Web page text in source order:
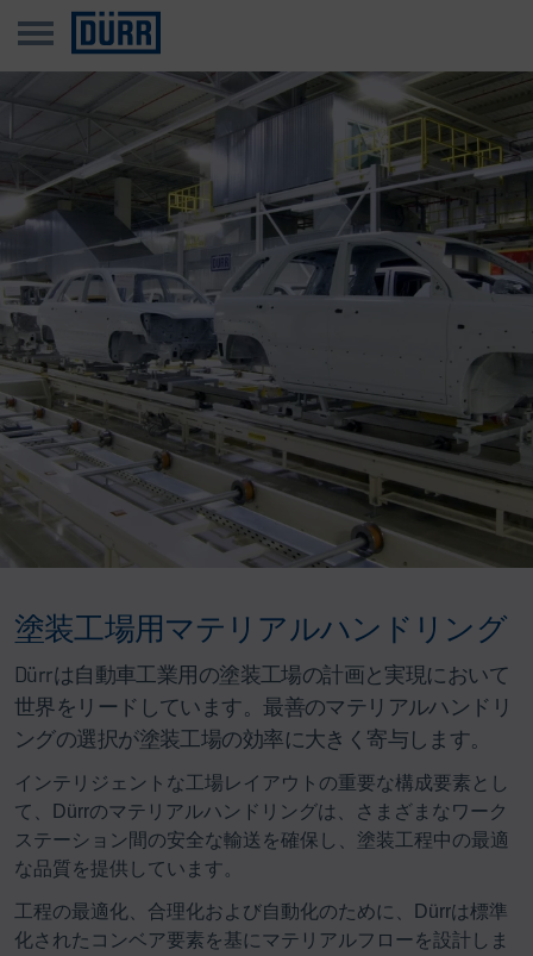
塗装工場用マテリアルハンドリング
Dürrは自動車工業用の塗装工場の計画と実現において
世界をリードしています。最善のマテリアルハンドリ
ングの選択が塗装工場の効率に大きく寄与します。
インテリジェントな工場レイアウトの重要な構成要素とし
て、Dürrのマテリアルハンドリングは、さまざまなワーク
ステーション間の安全な輸送を確保し、塗装工程中の最適
な品質を提供しています。
工程の最適化、合理化および自動化のために、Dürrは標準
化されたコンベア要素を基にマテリアルフローを設計しま